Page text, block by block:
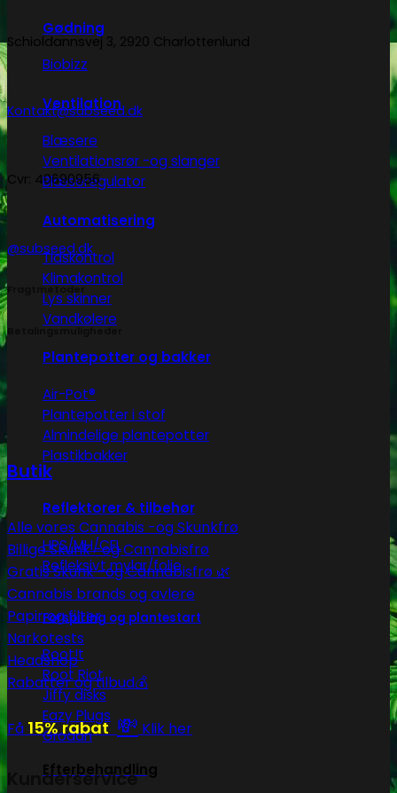
Gødning
Biobizz
Ventilation
Blæsere
Ventilationsrør -og slanger
Blæseregulator
Automatisering
Tidskontrol
Klimakontrol
Lys skinner
Vandkølere
Plantepotter og bakker
Air-Pot®
Plantepotter i stof
Almindelige plantepotter
Plastikbakker
Reflektorer & tilbehør
HPS/MH/CFL
Refleksivt mylar/folie
Forspiring og plantestart
Root!t
Root Riot
Jiffy disks
Eazy Plugs
Grodan
Efterbehandling
Schioldannsvej 3, 2920 Charlottenlund
Kontakt@subseed.dk
Cvr: 40690956
@subseed.dk
Fragtmetoder
Butik
Alle vores Cannabis -og Skunkfrø
Billige Skunk -og Cannabisfrø
Gratis Skunk -og Cannabisfrø 🌿
Cannabis brands og avlere
Papir og filter
Narkotests
Headshop
Rabatter og tilbud💰
Få 15% rabat 💸 Klik her
Kunderservice